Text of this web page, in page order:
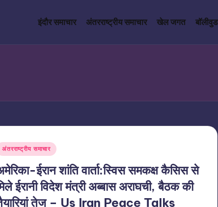
इंदौर समाचार अंतरराष्ट्रीय समाचार खेल जगत बॉलीवुड
अंतरराष्ट्रीय समाचार
ईरान शांति वार्ता:स्विस समकक्ष कैसिस से
ईरानी विदेश मंत्री अब्बास अराघची, बैठक की
तेज – Us Iran Peace Talks